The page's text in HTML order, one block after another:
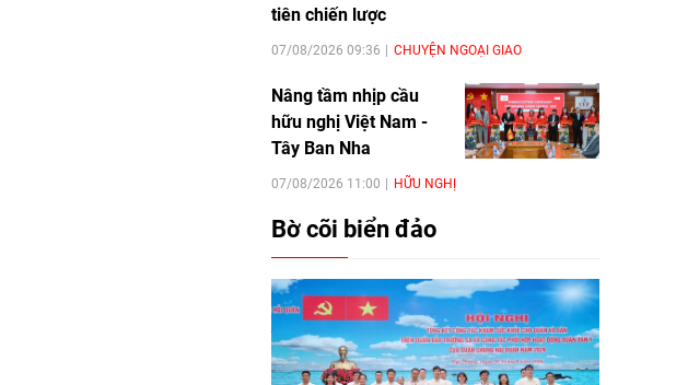
tiên chiến lược
07/08/2026 09:36 CHUYỆN NGOẠI GIAO
Nâng tầm nhịp cầu
hữu nghị Việt Nam -
Tây Ban Nha
07/08/2026 11:00 HỮU NGHỊ
Bờ cõi biển đảo